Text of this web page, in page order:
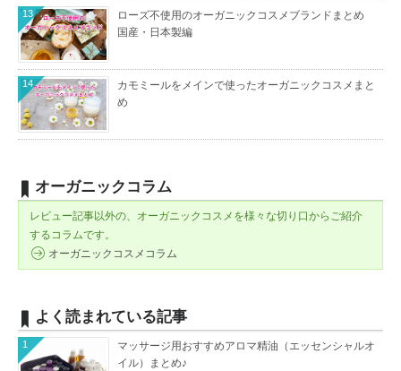
ローズ不使用のオーガニックコスメブランドまとめ
国産・日本製編
13
カモミールをメインで使ったオーガニックコスメまと
め
14
オーガニックコラム
レビュー記事以外の、オーガニックコスメを様々な切り口からご紹介
するコラムです。
オーガニックコスメコラム
よく読まれている記事
マッサージ用おすすめアロマ精油（エッセンシャルオ
イル）まとめ♪
1